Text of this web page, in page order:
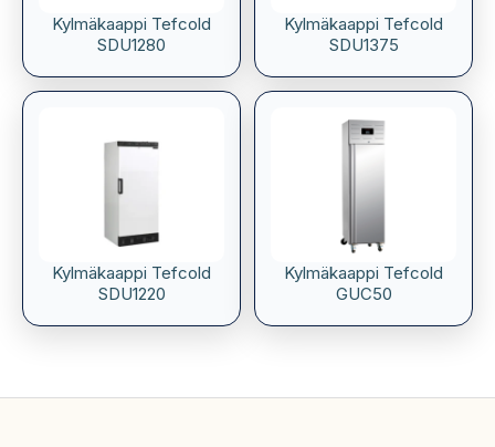
Kylmäkaappi Tefcold
SDU1280
Kylmäkaappi Tefcold
SDU1375
Kylmäkaappi Tefcold
SDU1220
Kylmäkaappi Tefcold
GUC50